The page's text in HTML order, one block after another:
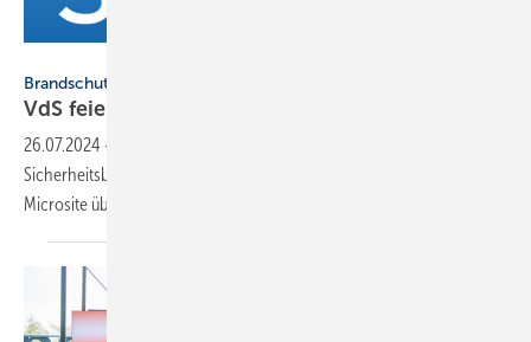
Brandschutz
VdS feiert 150 Jahre
26.07.2024 -
Sicherheitsbranche mit einer Jubiläumskampagne mit eigener
Microsite über die Meilensteine seiner